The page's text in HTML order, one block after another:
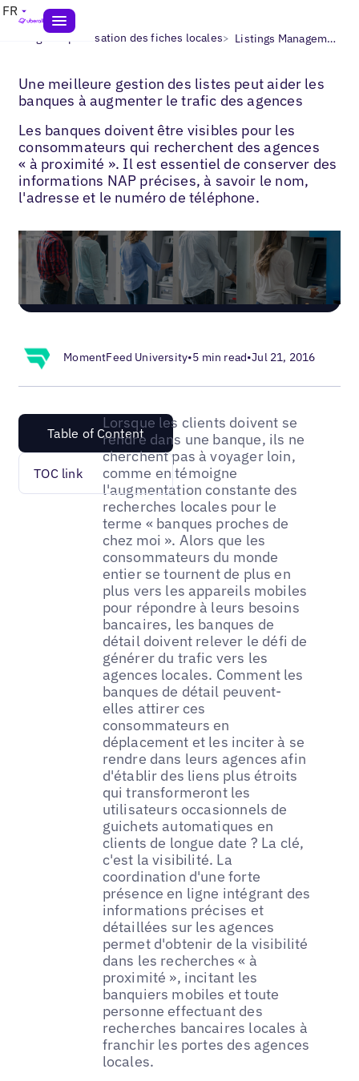
FR
Blogs> Optimisation des fiches locales> Listings Management for Banks
Une meilleure gestion des listes peut aider les
banques à augmenter le trafic des agences
Les banques doivent être visibles pour les
consommateurs qui recherchent des agences
« à proximité ». Il est essentiel de conserver des
informations NAP précises, à savoir le nom,
l'adresse et le numéro de téléphone.
MomentFeed University•5 min read•Jul 21, 2016
Table of Content
TOC link
Lorsque les clients doivent se
rendre dans une banque, ils ne
cherchent pas à voyager loin,
comme en témoigne
l'augmentation constante des
recherches locales pour le
terme « banques proches de
chez moi ». Alors que les
consommateurs du monde
entier se tournent de plus en
plus vers les appareils mobiles
pour répondre à leurs besoins
bancaires, les banques de
détail doivent relever le défi de
générer du trafic vers les
agences locales. Comment les
banques de détail peuvent-
elles attirer ces
consommateurs en
déplacement et les inciter à se
rendre dans leurs agences afin
d'établir des liens plus étroits
qui transformeront les
utilisateurs occasionnels de
guichets automatiques en
clients de longue date ? La clé,
c'est la visibilité. La
coordination d'une forte
présence en ligne intégrant des
informations précises et
détaillées sur les agences
permet d'obtenir de la visibilité
dans les recherches « à
proximité », incitant les
banquiers mobiles et toute
personne effectuant des
recherches bancaires locales à
franchir les portes des agences
locales.